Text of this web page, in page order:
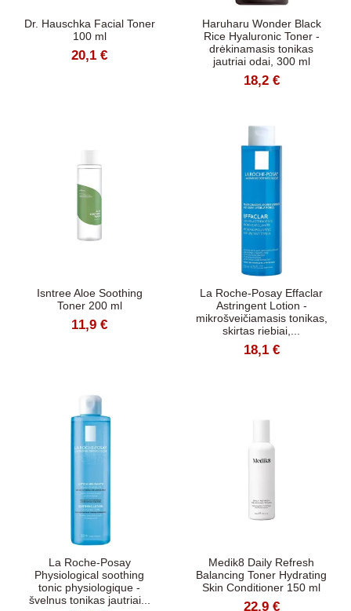
Dr. Hauschka Facial Toner
100 ml
20,1 €
Haruharu Wonder Black
Rice Hyaluronic Toner -
drėkinamasis tonikas
jautriai odai, 300 ml
18,2 €
Isntree Aloe Soothing
Toner 200 ml
11,9 €
La Roche-Posay Effaclar
Astringent Lotion -
mikrošveičiamasis tonikas,
skirtas riebiai,...
18,1 €
La Roche-Posay
Physiological soothing
tonic physiologique -
švelnus tonikas jautriai...
Medik8 Daily Refresh
Balancing Toner Hydrating
Skin Conditioner 150 ml
22,9 €